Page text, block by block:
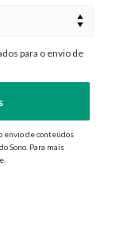
para o envio de
envio de conteúdos
Sono. Para mais